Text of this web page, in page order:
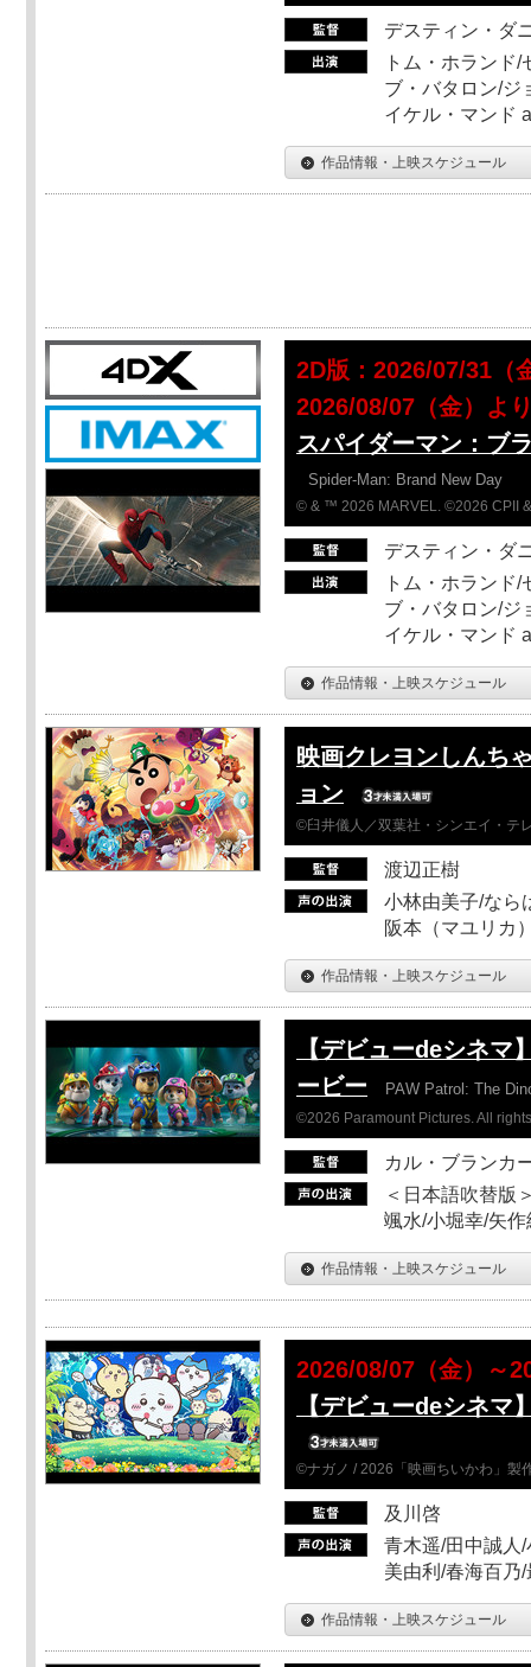
デスティン・ダ
トム・ホランド
ブ・バタロン/ジ
イケル・マンド
作品情報・上映スケジュール
2D版：2026/07/31（
2026/08/07（金）よ
スパイダーマン：ブ
Spider-Man: Brand New Day
© & ™ 2026 MARVEL. ©2026 CPII
デスティン・ダ
トム・ホランド
ブ・バタロン/ジ
イケル・マンド
作品情報・上映スケジュール
映画クレヨンしんち
ョン
©臼井儀人／双葉社・シンエイ・テ
渡辺正樹
小林由美子/なら
阪本（マユリカ
作品情報・上映スケジュール
【デビューdeシネマ
ービー
PAW Patrol: The
©2026 Paramount Pictures. All
カル・ブランカ
＜日本語吹替版
颯水/小堀幸/矢作
作品情報・上映スケジュール
2026/08/07（金）～
【デビューdeシネマ
©ナガノ / 2026「映画ちいかわ」製
及川啓
青木遥/田中誠人
美由利/春海百乃
作品情報・上映スケジュール